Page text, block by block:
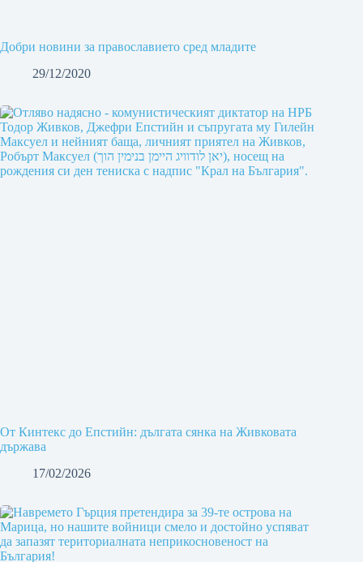
Добри новини за православието сред младите
29/12/2020
От Кинтекс до Епстийн: дългата сянка на Живковата
държава
17/02/2026